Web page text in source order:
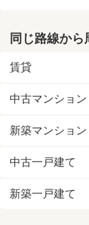
同じ路線か
賃貸
中古マンション
新築マンション
中古一戸建て
新築一戸建て